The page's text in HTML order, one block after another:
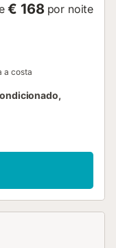
€ 168 por noite
a costa